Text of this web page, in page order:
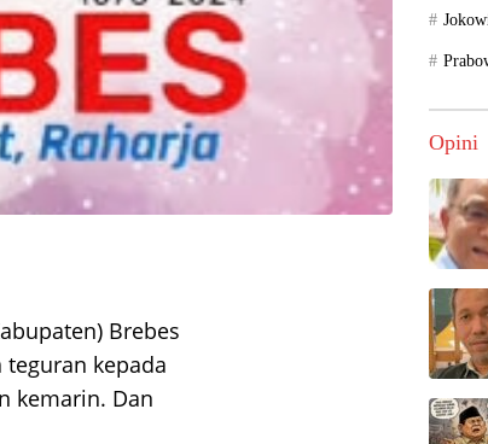
Brebes
kepada
kemarin. Dan
Opini